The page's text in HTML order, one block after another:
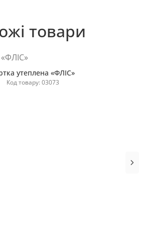
товари
утеплена «ФЛІС»
Код товару: 03073